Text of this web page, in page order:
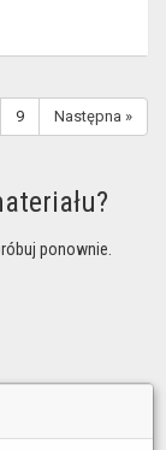
9 Następna »
ponownie.